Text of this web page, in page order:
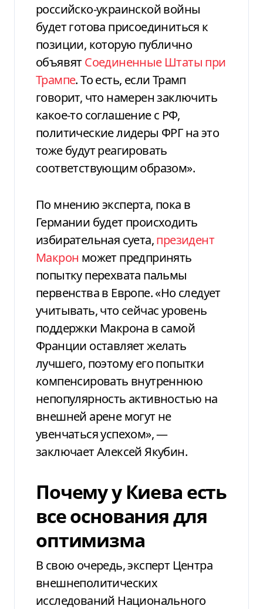
российско-украинской войны
будет готова присоединиться к
позиции, которую публично
объявятСоединенные Штаты при
Трампе. То есть, если Трамп
говорит, что намерен заключить
какое-то соглашение с РФ,
политические лидеры ФРГ на это
тоже будут реагировать
соответствующим образом».
По мнению эксперта, пока в
Германии будет происходить
избирательная суета,президент
Макрон может предпринять
попытку перехвата пальмы
первенства в Европе. «Но следует
учитывать, что сейчас уровень
поддержки Макрона в самой
Франции оставляет желать
лучшего, поэтому его попытки
компенсировать внутреннюю
непопулярность активностью на
внешней арене могут не
увенчаться успехом», —
заключает Алексей Якубин.
Почему у Киева есть
все основания для
оптимизма
В свою очередь, эксперт Центра
внешнеполитических
исследований Национального